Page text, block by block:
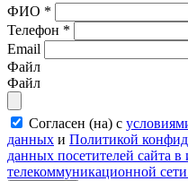
ФИО *
Телефон *
Email
Файл
Файл
Согласен (на) с
данных и Политикой
данных посетителей сайта
телекоммуникационной